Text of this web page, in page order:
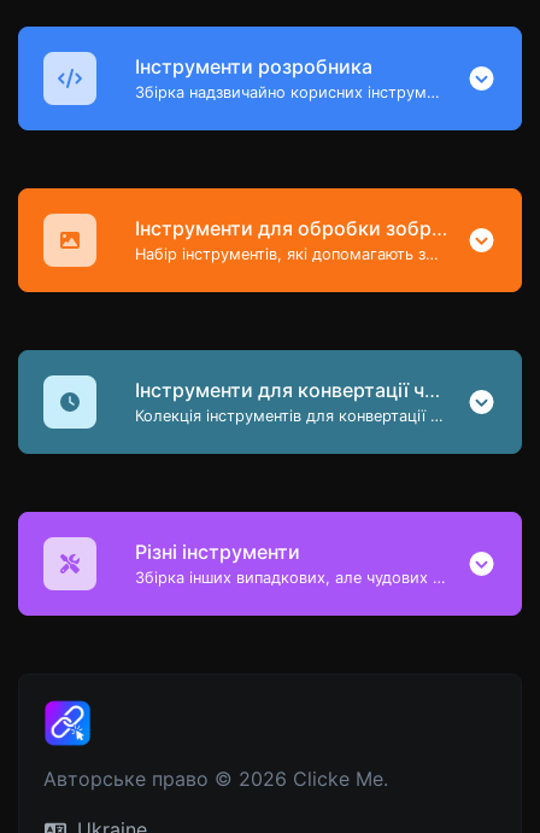
Інструменти розробника
Збірка надзвичайно корисних інструментів переважно для розробників і не тільки
Інструменти для обробки зображень
Набір інструментів, які допомагають змінювати та конвертувати файли зображень.
Інструменти для конвертації часу
Колекція інструментів для конвертації дати та часу
Різні інструменти
Збірка інших випадкових, але чудових і корисних інструментів.
Авторське право © 2026 Clicke Me.